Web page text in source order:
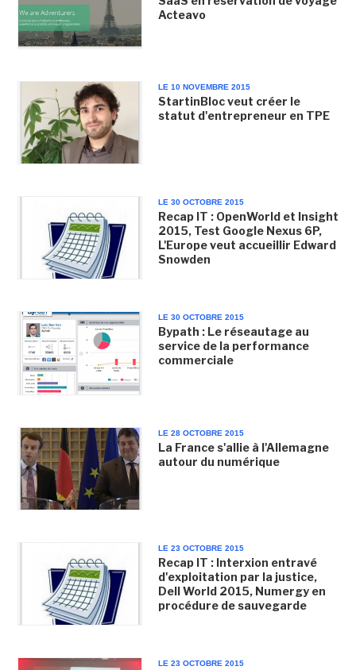
Acteavo
LE 10 NOVEMBRE 2015
StartinBloc veut créer le
statut d'entrepreneur en TPE
LE 30 OCTOBRE 2015
Recap IT : OpenWorld et Insight
2015, Test Google Nexus 6P,
L'Europe veut accueillir Edward
Snowden
LE 30 OCTOBRE 2015
Bypath : Le réseautage au
service de la performance
commerciale
LE 28 OCTOBRE 2015
La France s'allie à l'Allemagne
autour du numérique
LE 23 OCTOBRE 2015
Recap IT : Interxion entravé
d'exploitation par la justice,
Dell World 2015, Numergy en
procédure de sauvegarde
LE 23 OCTOBRE 2015